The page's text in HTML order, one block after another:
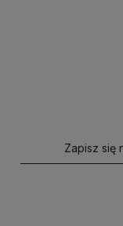
Zapisz się